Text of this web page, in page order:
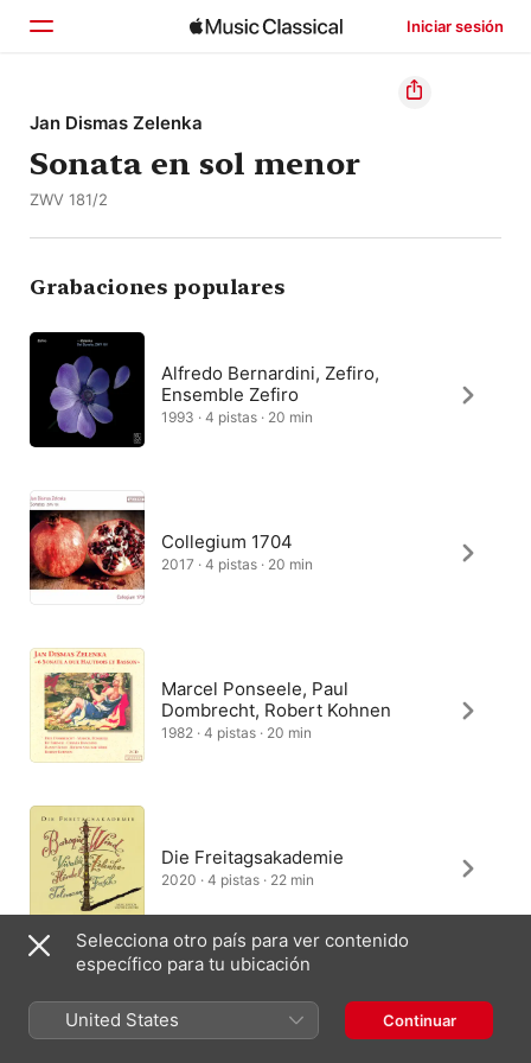
Iniciar sesión
Inicio
Explorar
Jan Dismas Zelenka
Sonata en sol menor
ZWV 181/2
Grabaciones populares
Alfredo Bernardini, Zefiro,
Ensemble Zefiro
1993 · 4 pistas · 20 min
Collegium 1704
2017 · 4 pistas · 20 min
Marcel Ponseele, Paul
Dombrecht, Robert Kohnen
1982 · 4 pistas · 20 min
Die Freitagsakademie
2020 · 4 pistas · 22 min
Ursula Duetschler, Rachel Frost,
Douglas Boyd
Selecciona otro país para ver contenido
específico para tu ubicación
United States Continuar